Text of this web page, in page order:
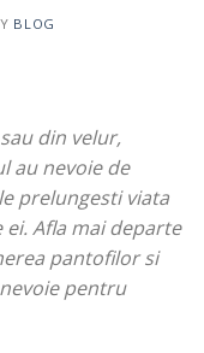
BLOG
din velur,
au nevoie de
prelungesti viata
Afla mai departe
pantofilor si
pentru